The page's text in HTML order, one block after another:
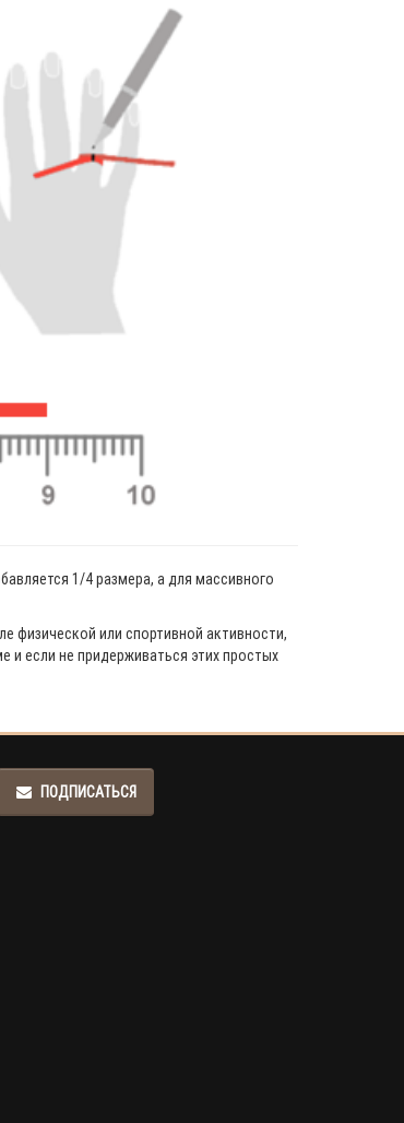
1/4 размера, а для массивного
физической или спортивной активности,
если не придерживаться этих простых
ПОДПИСАТЬСЯ